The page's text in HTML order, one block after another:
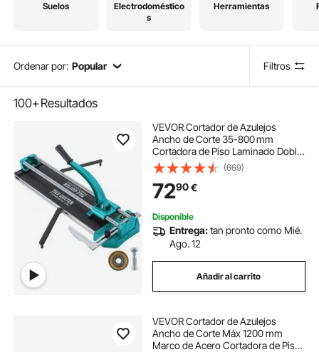
Suelos
Electrodoméstico
s
Herramientas
Ordenar por: Popular Filtros
100+Resultados
VEVOR Cortador de Azulejos
Ancho de Corte 35-800 mm
Cortadora de Piso Laminado Doble
Rieles Posicionamiento Láser
Cortador Manual de Azulejos Corte
Preciso y Suave para Piedra,
Baldosas Ordinarias
(669)
7290€
Disponible
Entrega:tan pronto como Mié.
Ago. 12
Añadir al carrito
VEVOR Cortador de Azulejos
Ancho de Corte Máx 1200 mm
Marco de Acero Cortadora de Piso